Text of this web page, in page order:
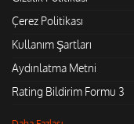
Çerez Politikası
Kullanım Şartları
Aydınlatma Metni
Rating Bildirim Formu 3